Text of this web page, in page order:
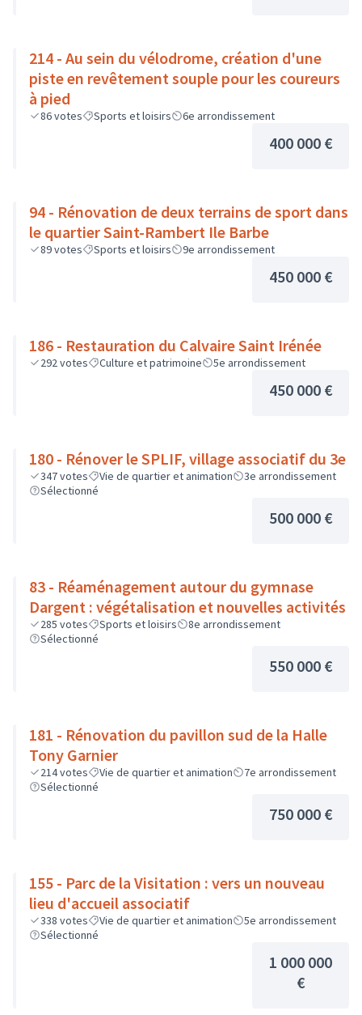
214 - Au sein du vélodrome, création d'une
piste en revêtement souple pour les coureurs
à pied
86votes Sports et loisirs 6e arrondissement
400 000 €
94 - Rénovation de deux terrains de sport dans
le quartier Saint-Rambert Ile Barbe
89votes Sports et loisirs 9e arrondissement
450 000 €
186 - Restauration du Calvaire Saint Irénée
292votes Culture et patrimoine 5e arrondissement
450 000 €
180 - Rénover le SPLIF, village associatif du 3e
347votes Vie de quartier et animation
3e arrondissement
Sélectionné
500 000 €
83 - Réaménagement autour du gymnase
Dargent : végétalisation et nouvelles activités
285 votes Sports et loisirs
8e arrondissement
Sélectionné
550 000 €
181 - Rénovation du pavillon sud de la Halle
Tony Garnier
214votes Vie de quartier et animation
7e arrondissement
Sélectionné
750 000 €
155 - Parc de la Visitation : vers un nouveau
lieu d'accueil associatif
338 votes Vie de quartier et animation
5e arrondissement
Sélectionné
1 000 000
€